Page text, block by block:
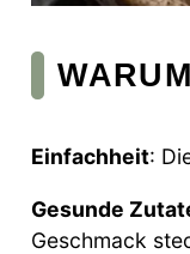
Einfachheit:
Gesunde
Geschmack